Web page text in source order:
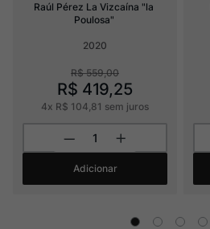
Raúl Pérez La Vizcaína "la
Poulosa"
2020
R$ 559,00
R$ 419,25
4x R$ 104,81 sem juros
Adicionar